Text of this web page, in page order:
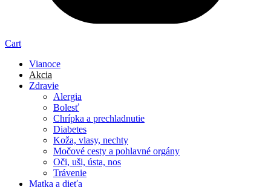
Cart
Vianoce
Akcia
Zdravie
Alergia
Bolesť
Chrípka a prechladnutie
Diabetes
Koža, vlasy, nechty
Močové cesty a pohlavné orgány
Oči, uši, ústa, nos
Trávenie
Matka a dieťa